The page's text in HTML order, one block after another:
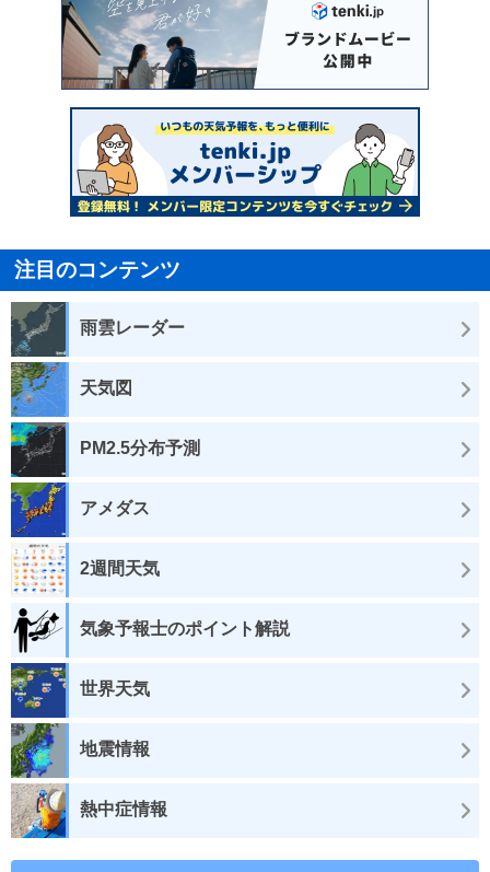
注目のコンテンツ
雨雲レーダー
天気図
PM2.5分布予測
アメダス
2週間天気
気象予報士のポイント解説
世界天気
地震情報
熱中症情報